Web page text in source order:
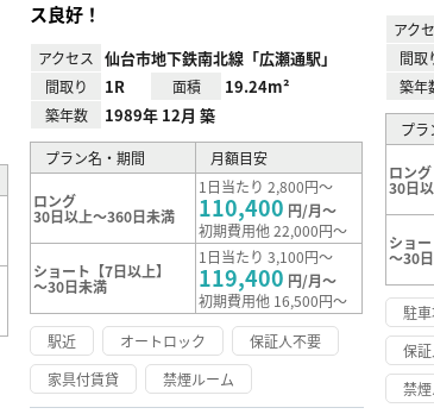
ス良好！
アクセス 仙台市地下鉄南北線「広瀬通駅」
間取り 1R 面積 19.24m²
築年数 1989年 12月 築
プラン名・期間 月額目安
ロング
30日以上～360日未満
1日当たり 2,800円～
110,400 円/月～
初期費用他 22,000円～
ショート【7日以上】
～30日未満
1日当たり 3,100円～
119,400 円/月～
初期費用他 16,500円～
駅近
オートロック
保証人不要
家具付賃貸
禁煙ルーム
アク
間取
築年
プラ
ロング
30日
ショー
～30
駐
保
禁